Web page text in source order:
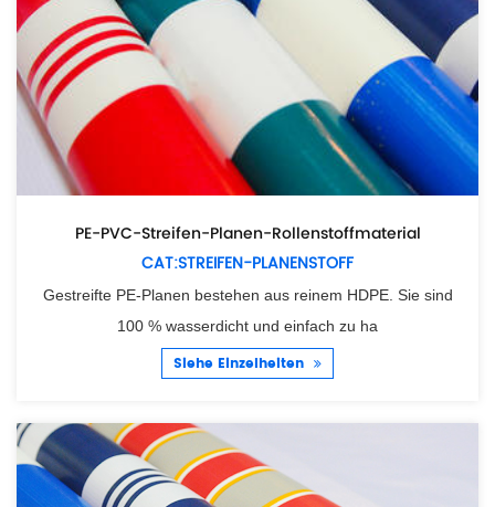
PE-PVC-Streifen-Planen-Rollenstoffmaterial
CAT:STREIFEN-PLANENSTOFF
Gestreifte PE-Planen bestehen aus reinem HDPE. Sie sind
100 % wasserdicht und einfach zu ha
Siehe Einzelheiten